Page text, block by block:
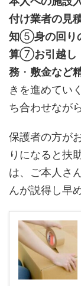
付け業者の見
知⑤身の回り
算⑦お引越し
務 ・ 敷金など
きを進めてい
ち合わせなが
保護者の方が
りになると扶
は、ご本人さ
んが説得し早